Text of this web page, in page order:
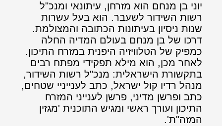
יוני בן מנחם הוא מזרחן, עיתונאי ומנכ"ל
רשות השידור לשעבר. הוא בעל עשרות
שנות ניסיון בעיתונות הכתובה והמצולמת.
דרכו של בן מנחם בעולם המדיה החלה
כמפיק של הטלוויזיה היפנית במזרח התיכון.
לאחר מכן, הוא מילא תפקידי מפתח רבים
בתקשורת הישראלית: מנכ"ל רשות השידור,
מנהל רדיו קול ישראל, כתב לענייניי שטחים,
כתב ופרשן מדיני, פרשן לענייני המזרח
התיכון ועורך ראשי ומגיש התוכנית 'מגזין
המזה"ת'.